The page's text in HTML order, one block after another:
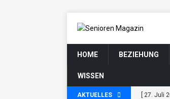
HOME BEZIEHUNG
WISSEN
AKTUELLES [ 27. Juli